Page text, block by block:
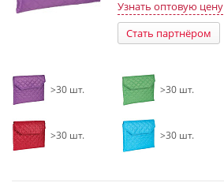
Узнать оптовую цену
Стать партнёром
>30 шт. >30 шт.
>30 шт. >30 шт.